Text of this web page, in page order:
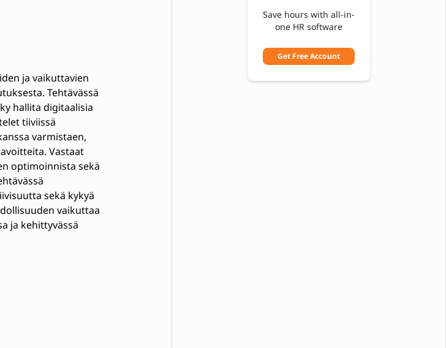
ja vaikuttavien
Tehtävässä
hallita digitaalisia
tiiviissä
varmistaen,
Vastaat
optimoinnista sekä
sekä kykyä
vaikuttaa
ja kehittyvässä
Save hours with all-in-
one HR software
Get Free Account